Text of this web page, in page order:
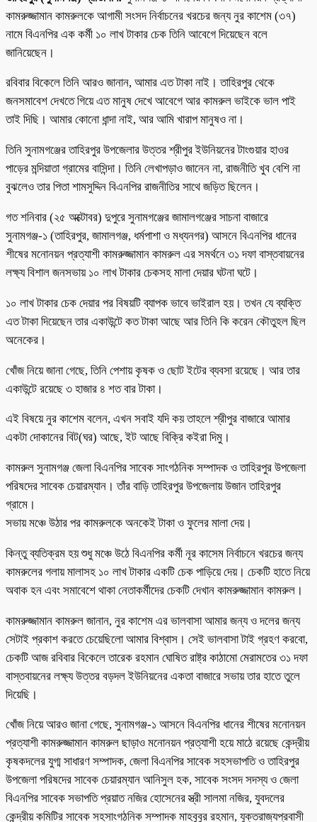
কামরুজ্জামান কামরুলকে আগামী সংসদ নির্বাচনের খরচের জন্য নুর কাশেম (৩৭)
নামে বিএনপির এক কর্মী ১০ লাখ টাকার চেক তিনি আবেগে দিয়েছেন বলে
জানিয়েছেন।
রবিবার বিকেলে তিনি আরও জানান, আমার এত টাকা নাই। তাহিরপুর থেকে
জনসমাবেশ দেখতে গিয়ে এত মানুষ দেখে আবেগে আর কামরুল ভাইকে ভাল পাই
তাই দিছি। আমার কোনো ধান্দা নাই, আর আমি খারাপ মানুষও না।
তিনি সুনামগঞ্জের তাহিরপুর উপজেলার উত্তর শ্রীপুর ইউনিয়নের টাংগুয়ার হাওর
পাড়ের মন্দিয়াতা গ্রামের বাসিন্দা। তিনি লেখাপড়াও জানেন না, রাজনীতি খুব বেশি না
বুঝলেও তার পিতা শামসুদ্দিন বিএনপির রাজনীতির সাথে জড়িত ছিলেন।
গত শনিবার (২৫ অক্টোবর) দুপুরে সুনামগঞ্জের জামালগঞ্জের সাচনা বাজারে
সুনামগঞ্জ-১ (তাহিরপুর, জামালগঞ্জ, ধর্মপাশা ও মধ্যনগর) আসনে বিএনপির ধানের
শীষের মনোনয়ন প্রত্যাশী কামরুজ্জামান কামরুল এর সমর্থনে ৩১ দফা বাস্তবায়নের
লক্ষ্য বিশাল জনসভায় ১০ লাখ টাকার চেকসহ মালা দেয়ার ঘটনা ঘটে।
১০ লাখ টাকার চেক দেয়ার পর বিষয়টি ব্যাপক ভাবে ভাইরাল হয়। তখন যে ব্যক্তি
এত টাকা দিয়েছেন তার একাউন্টে কত টাকা আছে আর তিনি কি করেন কৌতুহল ছিল
অনেকের।
খোঁজ নিয়ে জানা গেছে, তিনি পেশায় কৃষক ও ছোট ইটের ব্যবসা রয়েছে। আর তার
একাউন্টে রয়েছে ৩ হাজার ৪ শত বার টাকা।
এই বিষয়ে নুর কাশেম বলেন, এখন সবাই যদি কয় তাহলে শ্রীপুর বাজারে আমার
একটা দোকানের বিট(ঘর) আছে, ইট আছে বিক্রি কইরা দিমু।
কামরুল সুনামগঞ্জ জেলা বিএনপির সাবেক সাংগঠনিক সম্পাদক ও তাহিরপুর উপজেলা
পরিষদের সাবেক চেয়ারম্যান। তাঁর বাড়ি তাহিরপুর উপজেলায় উজান তাহিরপুর
গ্রামে।
সভায় মঞ্চে উঠার পর কামরুলকে অনকেই টাকা ও ফুলের মালা দেয়।
কিন্তু ব্যতিক্রম হয় শুধু মঞ্চে উঠে বিএনপির কর্মী নূর কাসেম নির্বাচনে খরচের জন্য
কামরুলের গলায় মালাসহ ১০ লাখ টাকার একটি চেক পাড়িয়ে দেয়। চেকটি হাতে নিয়ে
অবাক হন এবং সমাবেশে থাকা নেতাকর্মীদের চেকটি দেখান কামরুজ্জামান কামরুল।
কামরুজ্জামান কামরুল জানান, নুর কাশেম এর ভালবাসা আমার জন্য ও দলের জন্য
সেটাই প্রকাশ করতে চেয়েছিলো আমার বিশ্বাস। সেই ভালবাসা টাই গ্রহণ করবো,
চেকটি আজ রবিবার বিকেলে তারেক রহমান ঘোষিত রাষ্ট্র কাঠামো মেরামতের ৩১ দফা
বাস্তবায়নের লক্ষ্য উত্তর বড়দল ইউনিয়নের একতা বাজারে সভায় তার হাতে তুলে
দিয়েছি।
খোঁজ নিয়ে আরও জানা গেছে, সুনামগঞ্জ-১ আসনে বিএনপির ধানের শীষের মনোনয়ন
প্রত্যাশী কামরুজ্জামান কামরুল ছাড়াও মনোনয়ন প্রত্যাশী হয়ে মাঠে রয়েছে কেন্দ্রীয়
কৃষকদলের যুগ্ম সাধারণ সম্পাদক, জেলা বিএনপির সাবেক সহসভাপতি ও তাহিরপুর
উপজেলা পরিষদের সাবেক চেয়ারম্যান আনিসুল হক, সাবেক সংসদ সদস্য ও জেলা
বিএনপির সাবেক সভাপতি প্রয়াত নজির হোসেনের স্ত্রী সালমা নজির, যুবদলের
কেন্দ্রীয় কমিটির সাবেক সহসাংগঠনিক সম্পাদক মাহবুবুর রহমান, যুক্তরাজ্যপ্রবাসী